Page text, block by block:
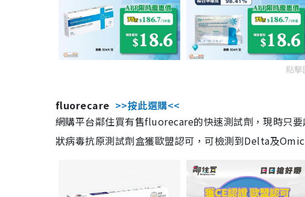
點
fluorecare >>按此選購<<
網購平台鄰住買有售fluorecare的快速測試劑，現時只
狀病毒抗原測試劑盒獲歐盟認可，可檢測到Delta及